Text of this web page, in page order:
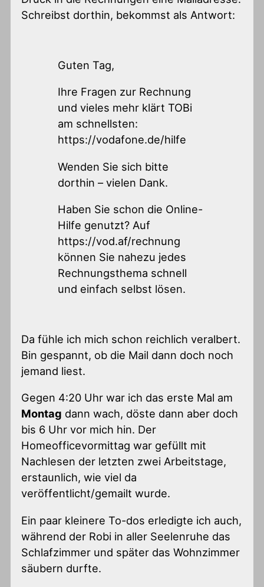
Schreibst dorthin, bekommst als Antwort:
Guten Tag,
Ihre Fragen zur Rechnung
und vieles mehr klärt TOBi
am schnellsten:
https://vodafone.de/hilfe
Wenden Sie sich bitte
dorthin – vielen Dank.
Haben Sie schon die Online-
Hilfe genutzt? Auf
https://vod.af/rechnung
können Sie nahezu jedes
Rechnungsthema schnell
und einfach selbst lösen.
Da fühle ich mich schon reichlich veralbert.
Bin gespannt, ob die Mail dann doch noch
jemand liest.
Gegen 4:20 Uhr war ich das erste Mal am
Montag dann wach, döste dann aber doch
bis 6 Uhr vor mich hin. Der
Homeofficevormittag war gefüllt mit
Nachlesen der letzten zwei Arbeitstage,
erstaunlich, wie viel da
veröffentlicht/gemailt wurde.
Ein paar kleinere To-dos erledigte ich auch,
während der Robi in aller Seelenruhe das
Schlafzimmer und später das Wohnzimmer
säubern durfte.